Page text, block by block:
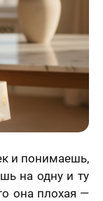
и понимаешь,
на одну и ту
она плохая —